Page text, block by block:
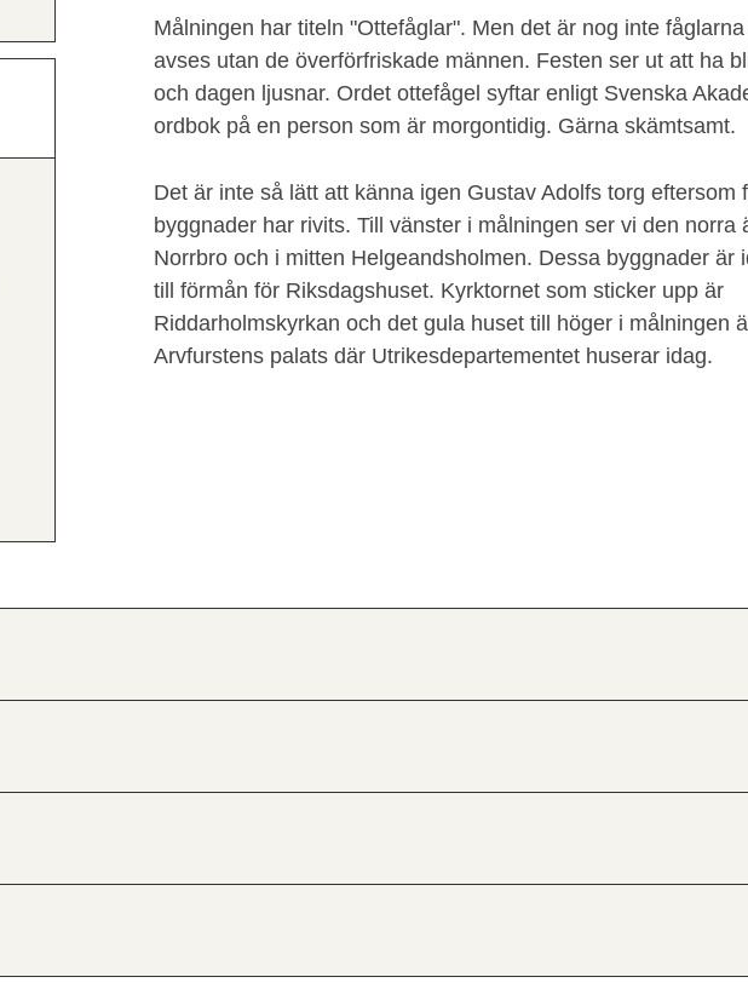
Målningen har titeln "Ottefåglar". Men det är nog inte
avses utan de överförfriskade männen. Festen ser ut att ha
och dagen ljusnar. Ordet ottefågel syftar enligt Svenska
ordbok på en person som är morgontidig. Gärna skämtsamt.
Det är inte så lätt att känna igen Gustav Adolfs torg eftersom
byggnader har rivits. Till vänster i målningen ser vi den norra
Norrbro och i mitten Helgeandsholmen. Dessa byggnader är
till förmån för Riksdagshuset. Kyrktornet som sticker upp är
Riddarholmskyrkan och det gula huset till höger i målningen
Arvfurstens palats där Utrikesdepartementet huserar idag.